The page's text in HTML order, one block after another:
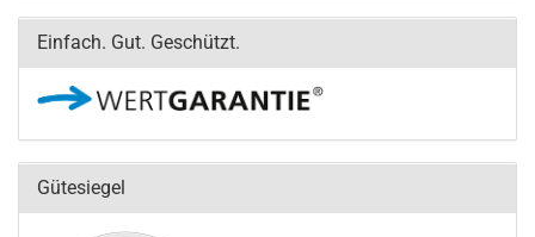
Einfach. Gut. Geschützt.
Gütesiegel